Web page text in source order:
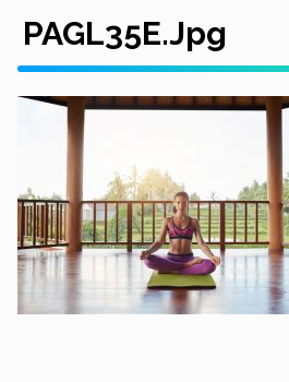
PAGL35E.jpg